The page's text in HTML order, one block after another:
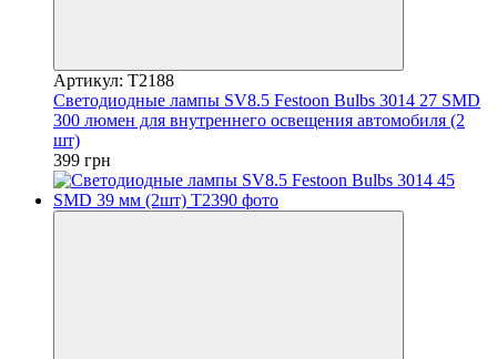
Артикул: T2188
Светодиодные лампы SV8.5 Festoon Bulbs 3014 27 SMD
300 люмен для внутреннего освещения автомобиля (2
шт)
399 грн